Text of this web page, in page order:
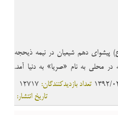
پیشواى دهم شیعیان در نیمه ذیحجه
در محلى به نام «صریا» به دنیا آمد.
گرامى «سمانه» است که کنیزى با
12717 تعداد بازدیدکنندگان: 1392/
تاریخ انتشار: